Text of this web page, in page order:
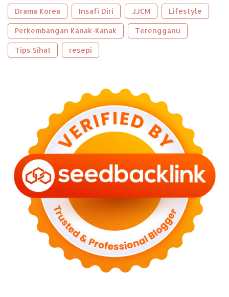
►2023 (56)
►December 2023(2)
►October 2023 (2)
►September 2023(5)
►August 2023(9)
(6)
February 2023
(6)
January 2023 (13)
2022
December 2022 (6)
September 2022
►
August 2022(11)
►
July 2022 (7)
►June 2022
April 2022 (4)
March 2022(2)
February 2022
January 2022
(2)
(82)
December 2021(9)
(4)
Drama Korea Insafi Diri JJCM Lifestyle
Perkembangan Kanak-Kanak Terengganu
Tips Sihat resepi